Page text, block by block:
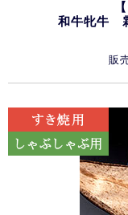
和牛牝牛
販